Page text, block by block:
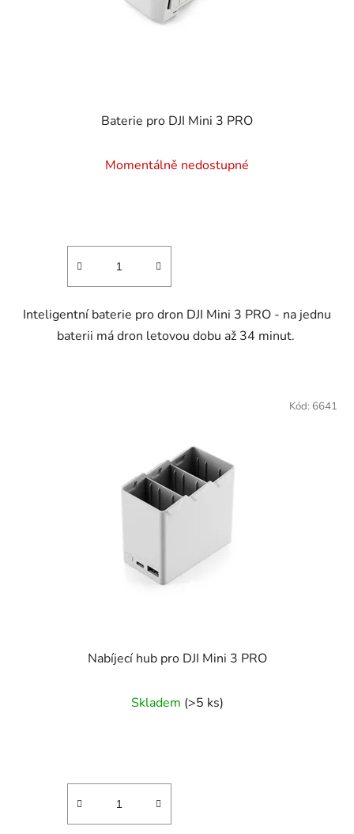
Baterie pro DJI Mini 3 PRO
Momentálně nedostupné
Inteligentní baterie pro dron DJI Mini 3 PRO - na jednu
baterii má dron letovou dobu až 34 minut.
Nabíjecí hub pro DJI Mini 3 PRO
Skladem (>5 ks)
Kód: 6641